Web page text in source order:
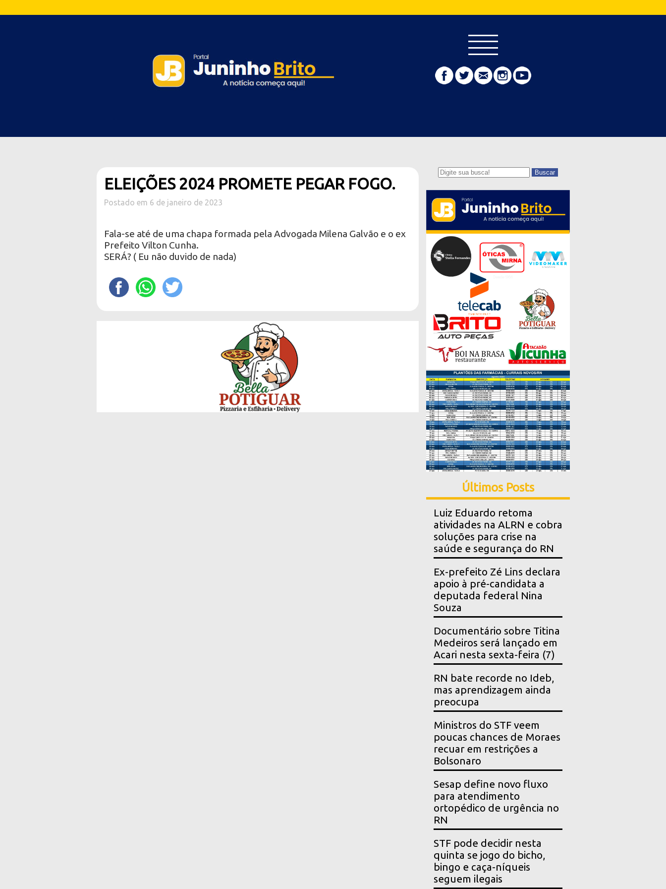
ELEIÇÕES 2024 PROMETE PEGAR FOGO.
Postado em 6 de janeiro de 2023
Fala-se até de uma chapa formada pela Advogada Milena Galvão e o ex
Prefeito Vilton Cunha.
SERÁ? ( Eu não duvido de nada)
Buscar
Últimos Posts
Luiz Eduardo retoma
atividades na ALRN e cobra
soluções para crise na
saúde e segurança do RN
Ex-prefeito Zé Lins declara
apoio à pré-candidata a
deputada federal Nina
Souza
Documentário sobre Titina
Medeiros será lançado em
Acari nesta sexta-feira (7)
RN bate recorde no Ideb,
mas aprendizagem ainda
preocupa
Ministros do STF veem
poucas chances de Moraes
recuar em restrições a
Bolsonaro
Sesap define novo fluxo
para atendimento
ortopédico de urgência no
RN
STF pode decidir nesta
quinta se jogo do bicho,
bingo e caça-níqueis
seguem ilegais